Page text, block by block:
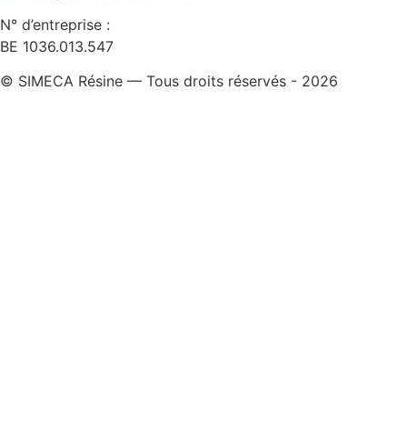
N° d’entreprise :
BE 1036.013.547
© SIMECA Résine — Tous droits réservés - 2026